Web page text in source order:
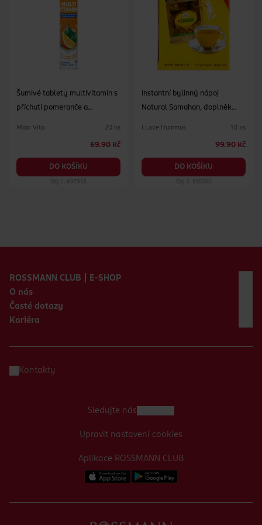
Šumivé tablety multivitamin s
příchutí pomeranče a
Maxi Vita 20 ks
69.90 Kč
DO KOŠÍKU
Obj. č.: 697958
Instantní bylinný nápoj
Natural Samahan, doplněk
I Love Hummus 10 ks
99.90 Kč
DO KOŠÍKU
Obj. č.: 955300
ROSSMANN CLUB | E-SHOP
O nás
Časté dotazy
Kariéra
Kontakty
Aplikace ROSSMANN CLUB
Sledujte nás
Upravit nastavení cookies